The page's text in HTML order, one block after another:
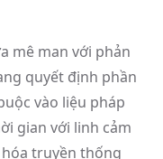
mê man với phản
quyết định phần
vào liệu pháp
gian với linh cảm
truyền thống